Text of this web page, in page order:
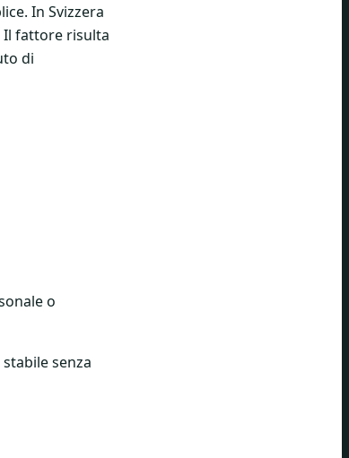
In Svizzera
Il fattore risulta
di
o
senza